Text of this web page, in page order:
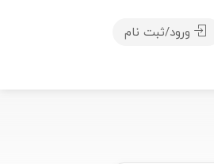
ورود/ثبت نام